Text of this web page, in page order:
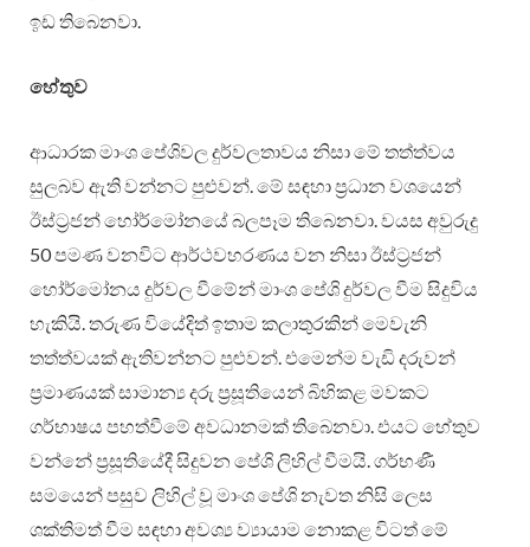
ඉඩ තිබෙනවා.
හේතුව
ආධාරක මාංශ පේශිවල දුර්වලතාවය නිසා මේ තත්ත්වය
සුලබව ඇති වන්නට පුළුවන්. මේ සඳහා ප්‍රධාන වශයෙන්
ඊස්ට්‍රජන් හෝර්මෝනයේ බලපෑම තිබෙනවා. වයස අවුරුදු
50 පමණ වනවිට ආර්ථවහරණය වන නිසා ඊස්ට්‍රජන්
හෝර්මෝනය දුර්වල වීමේන් මාංශ පේශි දුර්වල වීම සිදුවිය
හැකියි. තරුණ වියේදිත් ඉතාම කලාතුරකින් මෙවැනි
තත්ත්වයක් ඇතිවන්නට පුළුවන්. එමෙන්ම වැඩි දරුවන්
ප්‍රමාණයක් සාමාන්‍ය දරු ප්‍රසූතියෙන් බිහිකළ මවකට
ගර්භාෂය පහත්වීමේ අවධානමක් තිබෙනවා. එයට හේතුව
වන්නේ ප්‍රසූතියේදී සිදුවන පේශි ලිහිල් වීමයි. ගර්භණී
සමයෙන් පසුව ලිහිල් වූ මාංශ පේශි නැවත නිසි ලෙස
ශක්තිමත් වීම සඳහා අවශ්‍ය ව්‍යායාම නොකළ විටත් මේ